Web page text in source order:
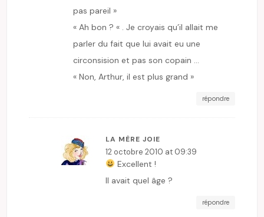
pas pareil »
« Ah bon ? « . Je croyais qu’il allait me
parler du fait que lui avait eu une
circonsision et pas son copain …
« Non, Arthur, il est plus grand »
répondre
LA MÈRE JOIE
12 octobre 2010 at 09:39
Excellent !
Il avait quel âge ?
répondre